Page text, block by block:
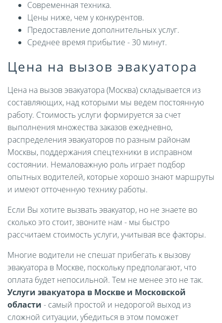
Современная техника.
Цены ниже, чем у конкурентов.
Предоставление дополнительных услуг.
Среднее время прибытие - 30 минут.
Цена на вызов эвакуатора
Цена на вызов эвакуатора (Москва) складывается из
составляющих, над которыми мы ведем постоянную
работу. Стоимость услуги формируется за счет
выполнения множества заказов ежедневно,
распределения эвакуаторов по разным районам
Москвы, поддержания спецтехники в исправном
состоянии. Немаловажную роль играет подбор
опытных водителей, которые хорошо знают маршруты
и имеют отточенную технику работы.
Если Вы хотите вызвать эвакуатор, но не знаете во
сколько это стоит, звоните нам - мы быстро
рассчитаем стоимость услуги, учитывая все факторы.
Многие водители не спешат прибегать к вызову
эвакуатора в Москве, поскольку предполагают, что
оплата будет непосильной. Тем не менее это не так.
Услуги эвакуатора в Москве и Московской
области - самый простой и недорогой выход из
сложной ситуации, убедиться в этом поможет